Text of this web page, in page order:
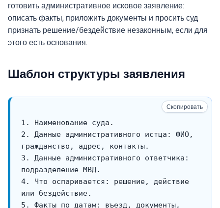
готовить административное исковое заявление:
описать факты, приложить документы и просить суд
признать решение/бездействие незаконным, если для
этого есть основания.
Шаблон структуры заявления
Скопировать
2. Данные административного истца: ФИО,
3. Данные административного ответчика:
4. Что оспаривается: решение, действие
5. Факты по датам: въезд, документы,